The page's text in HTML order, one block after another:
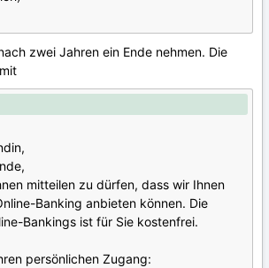
zwei Jahren ein Ende nehmen. Die
mitteilen zu dürfen, dass wir Ihnen
Banking anbieten können. Die
Bankings ist für Sie kostenfrei.
persönlichen Zugang: